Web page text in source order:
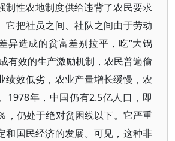
制性农地制度供给违背了农民要求
它把社员之间、社队之间由于劳动
异造成的贫富差别拉平，吃“大锅
有效的生产激励机制，农民普遍偷
绩效低劣，农业产量增长缓慢，农
1978年，中国仍有2.5亿人口，即
，仍处于绝对贫困线以下。它严重
和国民经济的发展。可见，这种非